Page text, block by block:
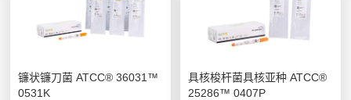
镰状镰刀菌 ATCC® 36031™
0531K
具核梭杆菌具核亚种 ATCC®
25286™ 0407P